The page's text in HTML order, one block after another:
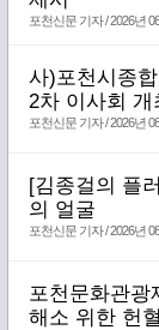
포천신문 기자 / 2026년
사)포천시종
2차 이사회 개
포천신문 기자 / 2026년
[김종걸의 플
의 얼굴
포천신문 기자 / 2026년
포천문화관광
해소 위한 헌